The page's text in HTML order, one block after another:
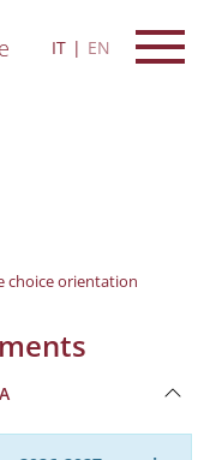
IT EN
choice orientation